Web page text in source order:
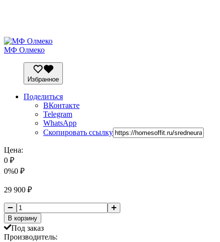
МФ Олмеко
Избранное
Поделиться
ВКонтакте
Telegram
WhatsApp
Скопировать ссылку
Цена:
0 ₽
0%0 ₽
29 900 ₽
В корзину
Под заказ
Производитель: